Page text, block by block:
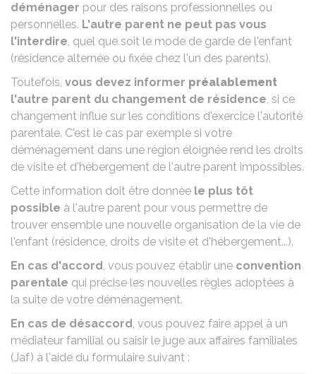
déménager pour des raisons professionnelles ou
personnelles. L'autre parent ne peut pas vous
l'interdire, quel que soit le mode de garde de l'enfant
(résidence alternée ou fixée chez l'un des parents).
Toutefois, vous devez informer préalablement
l'autre parent du changement de résidence, si ce
changement influe sur les conditions d'exercice l'autorité
parentale. C'est le cas par exemple si votre
déménagement dans une région éloignée rend les droits
de visite et d'hébergement de l'autre parent impossibles.
Cette information doit être donnée le plus tôt
possible à l'autre parent pour vous permettre de
trouver ensemble une nouvelle organisation de la vie de
l'enfant (résidence, droits de visite et d'hébergement...).
En cas d'accord, vous pouvez établir une convention
parentale qui précise les nouvelles règles adoptées à
la suite de votre déménagement.
En cas de désaccord, vous pouvez faire appel à un
médiateur familial ou saisir le juge aux affaires familiales
(Jaf) à l'aide du formulaire suivant :